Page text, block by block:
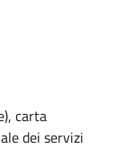
carta
dei servizi